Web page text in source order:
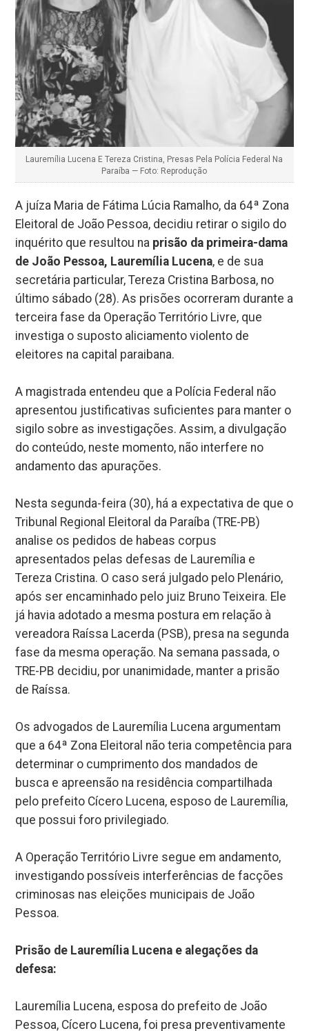
Lauremília Lucena E Tereza Cristina, Presas Pela Polícia Federal Na
Paraíba — Foto: Reprodução
A juíza Maria de Fátima Lúcia Ramalho, da 64ª Zona
Eleitoral de João Pessoa, decidiu retirar o sigilo do
inquérito que resultou na prisão da primeira-dama
de João Pessoa, Lauremília Lucena, e de sua
secretária particular, Tereza Cristina Barbosa, no
último sábado (28). As prisões ocorreram durante a
terceira fase da Operação Território Livre, que
investiga o suposto aliciamento violento de
eleitores na capital paraibana.
A magistrada entendeu que a Polícia Federal não
apresentou justificativas suficientes para manter o
sigilo sobre as investigações. Assim, a divulgação
do conteúdo, neste momento, não interfere no
andamento das apurações.
Nesta segunda-feira (30), há a expectativa de que o
Tribunal Regional Eleitoral da Paraíba (TRE-PB)
analise os pedidos de habeas corpus
apresentados pelas defesas de Lauremília e
Tereza Cristina. O caso será julgado pelo Plenário,
após ser encaminhado pelo juiz Bruno Teixeira. Ele
já havia adotado a mesma postura em relação à
vereadora Raíssa Lacerda (PSB), presa na segunda
fase da mesma operação. Na semana passada, o
TRE-PB decidiu, por unanimidade, manter a prisão
de Raíssa.
Os advogados de Lauremília Lucena argumentam
que a 64ª Zona Eleitoral não teria competência para
determinar o cumprimento dos mandados de
busca e apreensão na residência compartilhada
pelo prefeito Cícero Lucena, esposo de Lauremília,
que possui foro privilegiado.
A Operação Território Livre segue em andamento,
investigando possíveis interferências de facções
criminosas nas eleições municipais de João
Pessoa.
Prisão de Lauremília Lucena e alegações da
defesa:
Lauremília Lucena, esposa do prefeito de João
Pessoa, Cícero Lucena, foi presa preventivamente